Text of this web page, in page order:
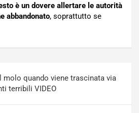
è un dovere allertare le autorità
abbandonato, soprattutto se
molo quando viene trascinata via
terribili VIDEO